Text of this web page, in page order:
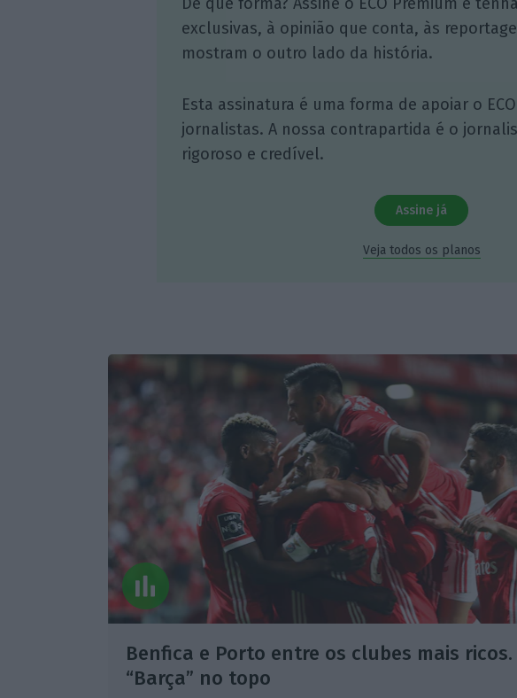
exclusivas, à opinião que conta, às
mostram o outro lado da história.
Esta assinatura é uma forma de apoiar o
jornalistas. A nossa contrapartida é o
rigoroso e credível.
Assine já
Veja todos os planos
Benfica e Porto entre os clubes mais ricos.
“Barça” no topo